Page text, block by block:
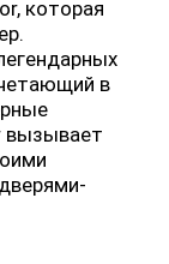
которая
в
вызывает